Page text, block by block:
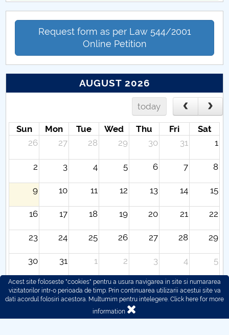
Request form as per Law 544/2001
Online Petition
AUGUST 2026
today
Sun Mon Tue Wed Thu Fri
Sat
26
27 28 29 30 31 1
2 3 4 5 6 7 8
9 10 11 12 13 14 15
16 17 18 19 20 21 22
23 24 25 26 27 28 29
30 31 1 2 3 4 5
Acest site foloseste "cookies" pentru a usura navigarea in site si numararea
vizitatorilor intr-o perioada de timp. Prin continuarea utilizarii acestui site va
dati acordul folosiri acestora. Multumim pentru intelegere. Click here for more
information